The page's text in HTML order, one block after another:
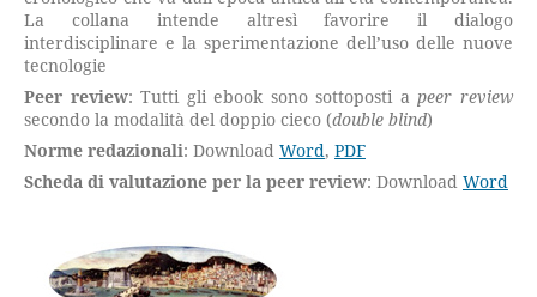
La collana intende altresì favorire il dialogo
interdisciplinare e la sperimentazione dell’uso delle nuove
tecnologie
Peer review: Tutti gli ebook sono sottoposti apeer review
secondo la modalità del doppio cieco (double blind)
Norme redazionali: Download Word, PDF
Scheda di valutazione per la peer review: Download Word